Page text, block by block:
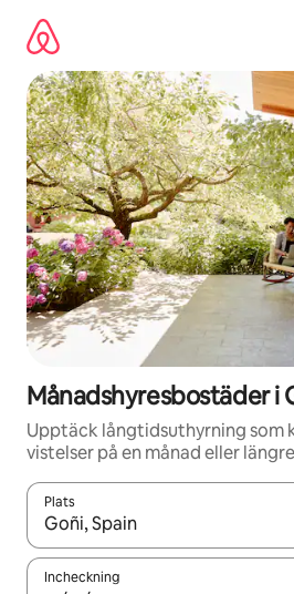
innehåll
Månadshyresbostäder i
Upptäck långtidsuthyrning som
vistelser på en månad eller
Plats
När resultaten är tillgängliga kan
Incheckning